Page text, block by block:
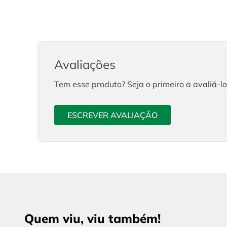
Avaliações
Tem esse produto? Seja o primeiro a avaliá-
ESCREVER AVALIAÇÃO
Quem viu, viu também!